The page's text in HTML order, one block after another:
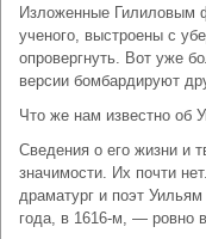
Изложенные Гилиловым
ученого, выстроены с
опровергнуть. Вот уже
версии бомбардируют
Что же нам известно об
Сведения о его жизни и
значимости. Их почти
драматург и поэт
года, в 1616-м, — ровно